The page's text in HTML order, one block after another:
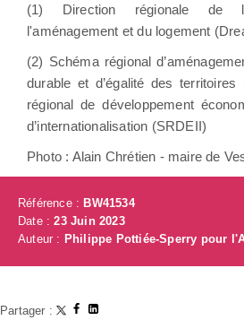
(1) Direction régionale de
l'aménagement et du logement
(2) Schéma régional
durable et d’égalité des
régional de développement
d’internationalisation (SRDEII)
Photo : Alain Chrétien - maire de
Référence : BW41534
Date :23 Juin 2023
Auteur : Philippe Pottiée-Sperry pour
Partager :